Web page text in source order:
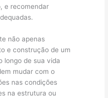
e recomendar
não apenas
e construção de um
longo de sua vida
mudar com o
nas condições
na estrutura ou